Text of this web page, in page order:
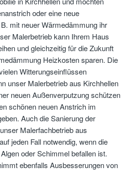
oder eine neue
mit neuer Wärmedämmung ihr
Malerbetrieb kann Ihrem Haus
und gleichzeitig für die Zukunft
Heizkosten sparen. Die
Witterungseinflüssen
unser Malerbetrieb aus Kirchhellen
neuen Außenverputzung schützen
schönen neuen Anstrich im
Auch die Sanierung der
Malerfachbetrieb aus
jeden Fall notwendig, wenn die
oder Schimmel befallen ist.
ebenfalls Ausbesserungen von